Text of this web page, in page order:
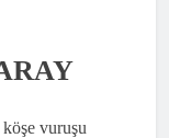
köşe vuruşu